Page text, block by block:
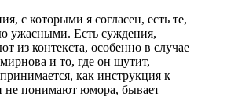
с которыми я согласен, есть те,
ужасными. Есть суждения,
из контекста, особенно в случае
и то, где он шутит,
как инструкция к
не понимают юмора, бывает